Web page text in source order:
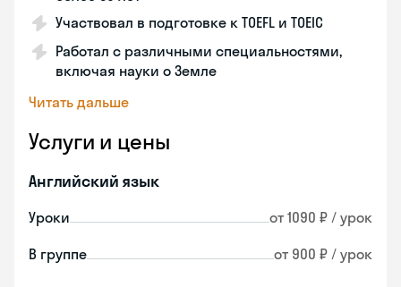
Участвовал в подготовке к TOEFL и TOEIC
Работал с различными специальностями,
включая науки о Земле
Читать дальше
Услуги и цены
Английский язык
Уроки от 1090 ₽ / урок
В группе от 900 ₽ / урок